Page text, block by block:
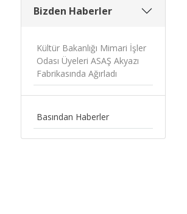
Bizden Haberler
Kültür Bakanlığı Mimari İşler
Odası Üyeleri ASAŞ Akyazı
Fabrikasında Ağırladı
Basından Haberler